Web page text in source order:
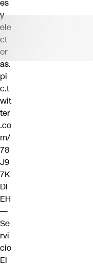
es
y
ele
ct
or
as.
pi
c.t
wit
ter
.co
m/
78
J9
7K
DI
EH
—
Se
rvi
cio
El